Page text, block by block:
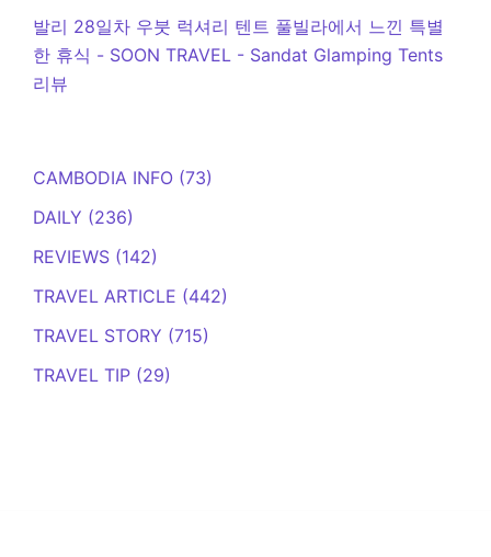
발리 28일차 우붓 럭셔리 텐트 풀빌라에서 느낀 특별
한 휴식 - SOON TRAVEL - Sandat Glamping Tents
리뷰
CAMBODIA INFO (73)
DAILY (236)
REVIEWS (142)
TRAVEL ARTICLE (442)
TRAVEL STORY (715)
TRAVEL TIP (29)